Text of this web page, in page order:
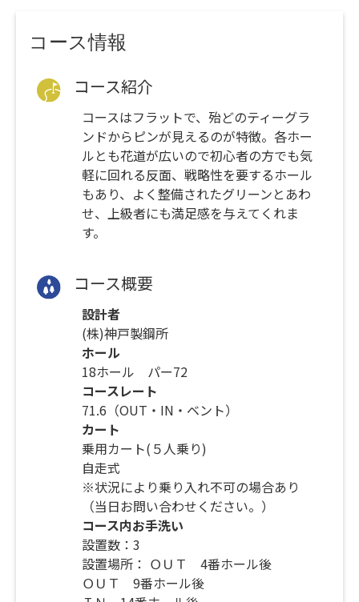
コース情報
コース紹介
コースはフラットで、殆どのティーグラ
ンドからピンが見えるのが特徴。各ホー
ルとも花道が広いので初心者の方でも気
軽に回れる反面、戦略性を要するホール
もあり、よく整備されたグリーンとあわ
せ、上級者にも満足感を与えてくれま
す。
コース概要
設計者
(株)神戸製鋼所
ホール
18ホール パー72
コースレート
71.6（OUT・IN・ベント）
カート
乗用カート(５人乗り)
自走式
※状況により乗り入れ不可の場合あり
（当日お問い合わせください。）
コース内お手洗い
設置数：3
設置場所： ＯＵＴ 4番ホール後
ＯＵＴ 9番ホール後